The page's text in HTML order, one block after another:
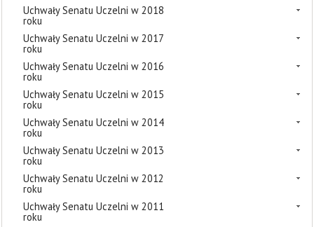
Uchwały Senatu Uczelni w 2018
roku
Uchwały Senatu Uczelni w 2017
roku
Uchwały Senatu Uczelni w 2016
roku
Uchwały Senatu Uczelni w 2015
roku
Uchwały Senatu Uczelni w 2014
roku
Uchwały Senatu Uczelni w 2013
roku
Uchwały Senatu Uczelni w 2012
roku
Uchwały Senatu Uczelni w 2011
roku